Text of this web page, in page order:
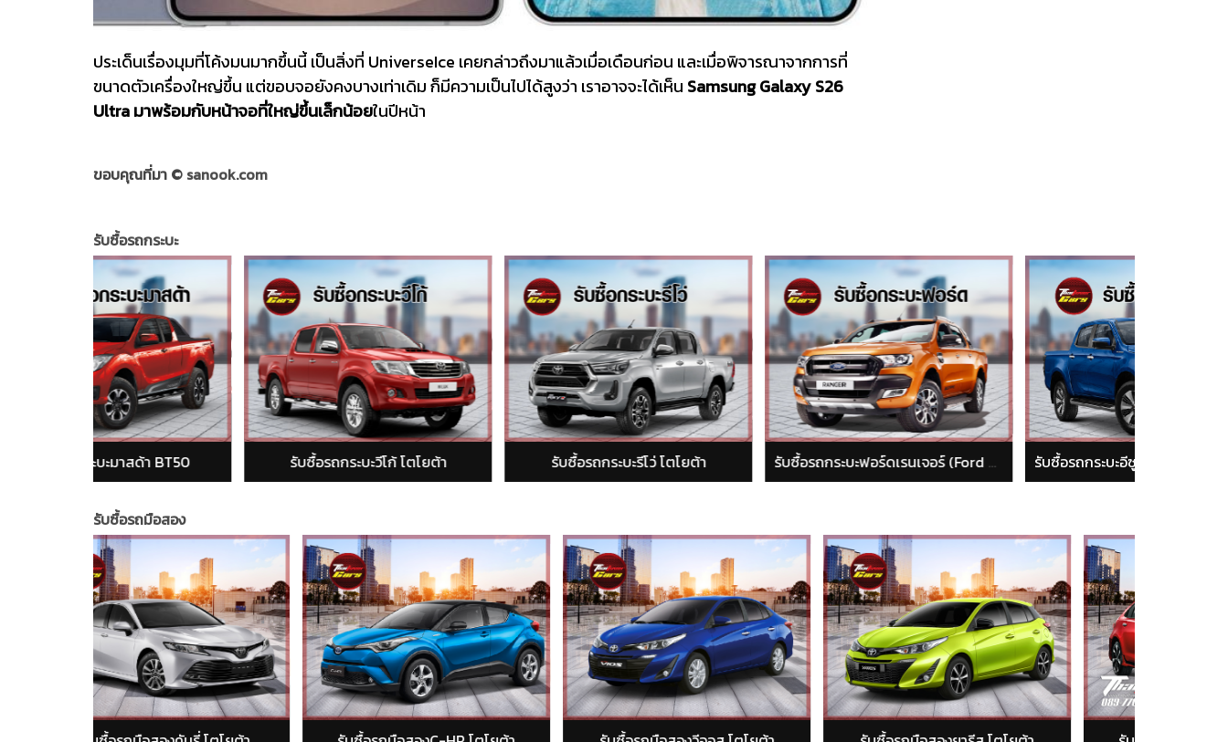
ประเด็นเรื่องมุมที่โค้งมนมากขึ้นนี้ เป็นสิ่งที่ UniverseIce เคยกล่าวถึงมาแล้วเมื่อเดือนก่อน และเมื่อพิจารณาจากการที่
ขนาดตัวเครื่องใหญ่ขึ้น แต่ขอบจอยังคงบางเท่าเดิม ก็มีความเป็นไปได้สูงว่า เราอาจจะได้เห็น Samsung Galaxy S26
Ultra มาพร้อมกับหน้าจอที่ใหญ่ขึ้นเล็กน้อยในปีหน้า
ขอบคุณที่มา © sanook.com
รับซื้อรถกระบะ
รับซื้อรถกระบะวีโก้ โตโยต้า รับซื้อรถกระบะรีโว่ โตโยต้า รับซื้อรถกระบะฟอร์ดเรนเจอร์ (Ford Ranger) รับซื้อรถกระบะอีซูซุ ดีแม็ก (isuzu dmax)
รับซื้อรถมือสอง